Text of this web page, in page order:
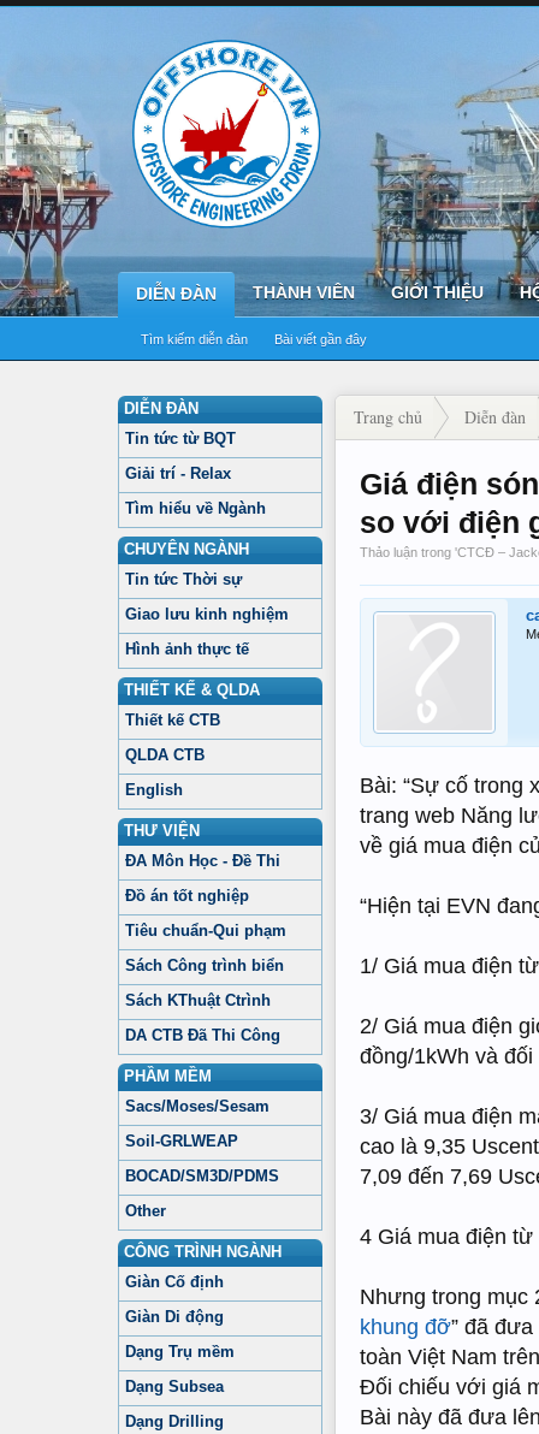
DIỄN ĐÀN
Tìm kiếm diễn đàn Bài viết gần đây
THÀNH VIÊN GIỚI THIỆU
DIỄN ĐÀN
Tin tức từ BQT
Giải trí - Relax
Tìm hiểu về Ngành
CHUYÊN NGÀNH
Tin tức Thời sự
Giao lưu kinh nghiệm
Hình ảnh thực tế
THIẾT KẾ & QLDA
Thiết kế CTB
QLDA CTB
English
THƯ VIỆN
ĐA Môn Học - Đề Thi
Đồ án tốt nghiệp
Tiêu chuẩn-Qui phạm
Sách Công trình biển
Sách KThuật Ctrình
DA CTB Đã Thi Công
PHẦM MỀM
Sacs/Moses/Sesam
Soil-GRLWEAP
BOCAD/SM3D/PDMS
Other
CÔNG TRÌNH NGÀNH
Giàn Cố định
Giàn Di động
Dạng Trụ mềm
Dạng Subsea
Dạng Drilling
Trang chủ Diễn đàn
Giá điện
so với điện
Thảo luận trong 'CTCĐ –
Bài: “Sự cố trong
trang web Năng
về giá mua điện
“Hiện tại EVN
1/ Giá mua điện
2/ Giá mua điện
đồng/1kWh và
3/ Giá mua điện
cao là 9,35
7,09 đến 7,69
4 Giá mua điện từ
Nhưng trong mục
khung đỡ” đã
toàn Việt Nam
Đối chiếu với giá
Bài này đã đưa